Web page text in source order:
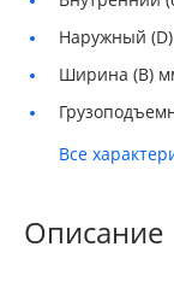
Наружный
Ширина (B)
Все
Описание